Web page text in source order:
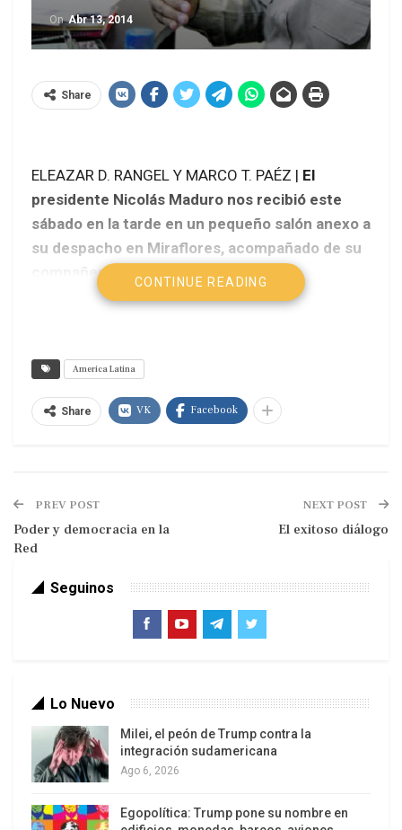
OnAbr 13, 2014
Share
ELEAZAR D. RANGEL Y MARCO T. PAÉZ | El
presidente Nicolás Maduro nos recibió este
sábado en la tarde en un pequeño salón anexo a
su despacho en Miraflores, acompañado de su
compañera Cilia Flores, la ministra de
Información, Delcy Rodriguez y asistentes.
Noticias, Eleazar Díaz Rangel; el consejero
editorial, Marco Tulio Páez y el reportero
gráfico Jesús Contreras.
Foto: Jesús Contreras. Últimas Noticias
Después de los saludos formales, y sin más
– ¿Cuáles son sus expectativas sobre el
diálogo iniciado el jueves? ¿Hasta dónde cree
que pueden llegar?
Si logramos que la oposición venezolana llegue al
CONTINUE READING
America Latina
Share VK Facebook
PREV POST
Poder y democracia en la
Red
NEXT POST
El exitoso diálogo
Seguinos
Lo Nuevo
Milei, el peón de Trump contra la
integración sudamericana
Ago 6, 2026
Egopolítica: Trump pone su nombre en